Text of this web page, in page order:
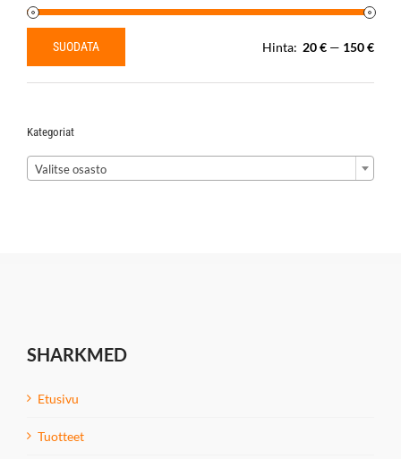
sivulla.
Minimihinta
Maksimihinta
SUODATA Hinta: 20 € — 150 €
Kategoriat
Valitse osasto
SHARKMED
Etusivu
Tuotteet